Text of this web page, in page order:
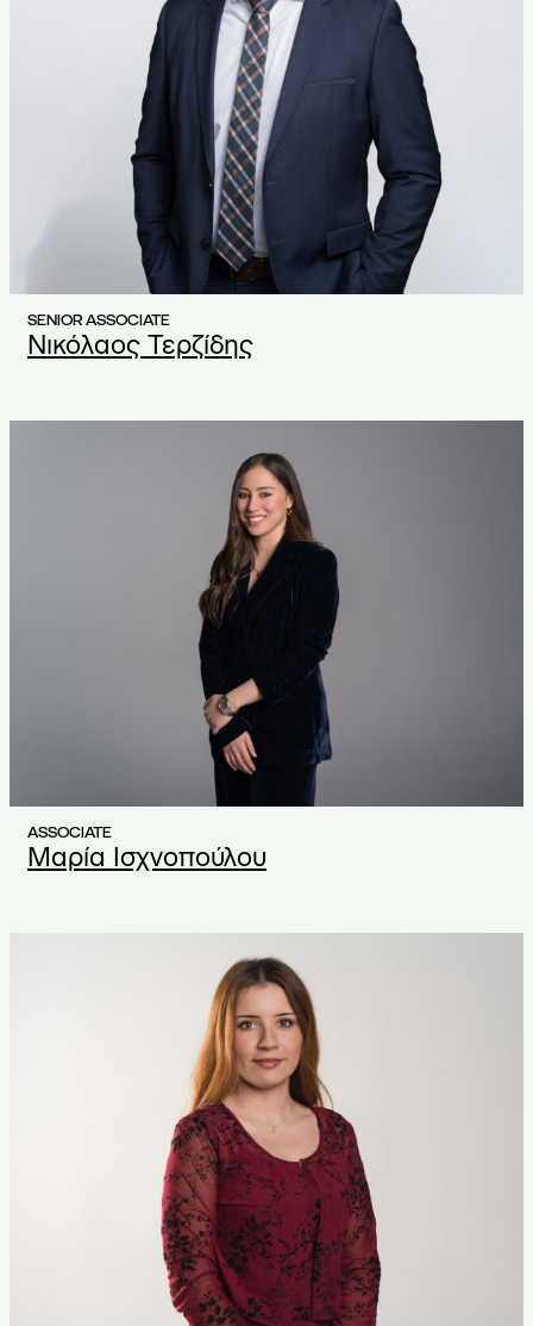
SENIOR ASSOCIATE
Νικόλαος Τερζίδης
ASSOCIATE
Μαρία Ισχνοπούλου